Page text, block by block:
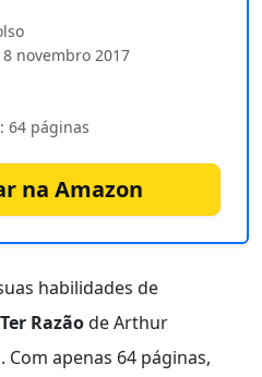
novembro 2017
64 páginas
na Amazon
habilidades de
Razãode Arthur
Com apenas 64 páginas,